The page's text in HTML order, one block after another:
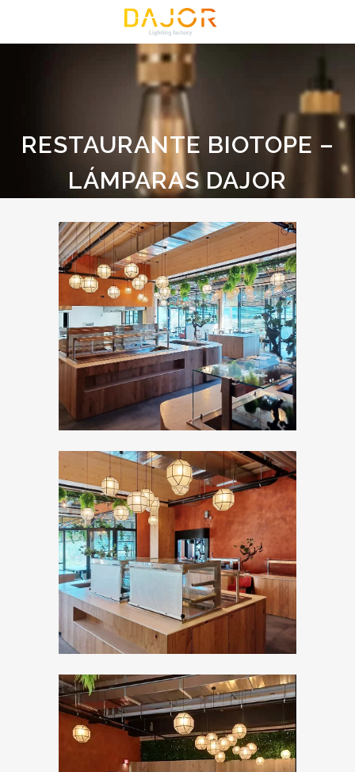
RESTAURANTE BIOTOPE –
LÁMPARAS DAJOR